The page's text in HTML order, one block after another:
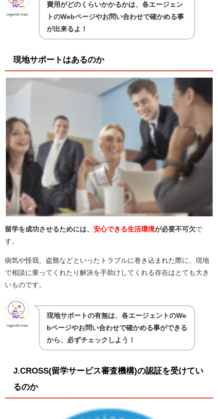
ingwish man
費用がどのくらいかかるかは、各エージェン
トのWebページやお問い合わせで確かめる事
が出来るよ！
現地サポートはあるのか
留学を成功させるためには、 安心できる生活環境が必要不可欠で
す。
病気や怪我、盗難などといったトラブルに巻き込まれた際に、現地
で相談に乗ってくれたり解決を手助けしてくれる存在はとても大き
いものです。
ingwish man
現地サポートの有無は、 各エージェントのWe
bページやお問い合わせで確かめる事ができる
から、必ずチェックしよう！
J.CROSS(留学サービス審査機構)の認証を受けてい
るのか